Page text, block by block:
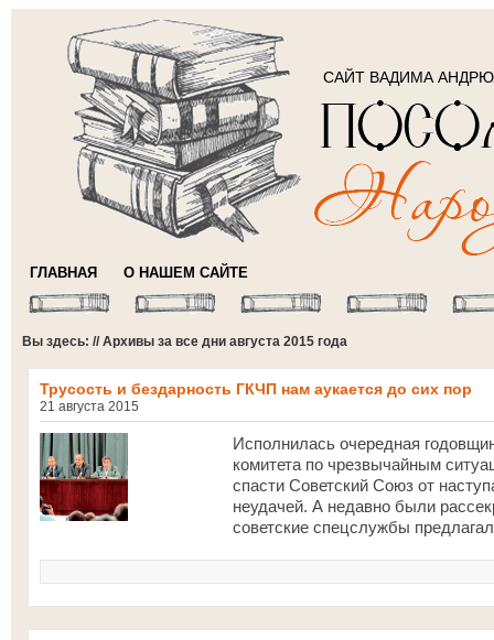
САЙТ ВАДИМА
ГЛАВНАЯ О НАШЕМ САЙТЕ
Вы здесь: // Архивы за все дни августа 2015 года
Трусость и бездарность ГКЧП нам аукается до сих пор
21 августа 2015
Исполнилась очередная
комитета по чрезвычайным
спасти Советский Союз от
неудачей. А недавно были
советские спецслужбы